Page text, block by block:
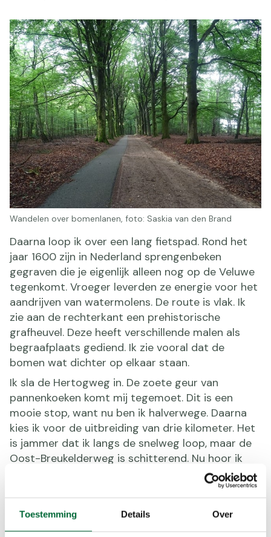
Toestemming Details Over
Daarna loop ik over een lang fietspad. Rond het
jaar 1600 zijn in Nederland sprengenbeken
gegraven die je eigenlijk alleen nog op de Veluwe
tegenkomt. Vroeger leverden ze energie voor het
aandrijven van watermolens. De route is vlak. Ik
zie aan de rechterkant een prehistorische
grafheuvel. Deze heeft verschillende malen als
begraafplaats gediend. Ik zie vooral dat de
bomen wat dichter op elkaar staan.
Ik sla de Hertogweg in. De zoete geur van
pannenkoeken komt mij tegemoet. Dit is een
mooie stop, want nu ben ik halverwege. Daarna
kies ik voor de uitbreiding van drie kilometer. Het
is jammer dat ik langs de snelweg loop, maar de
Oost-Breukelderweg is schitterend. Nu hoor ik
erg goed het lawaai van auto’s, terwijl de
kolossale en lange rijen bomen erg mooi zijn.
Wandelen over bomenlanen, foto: Saskia van den Brand